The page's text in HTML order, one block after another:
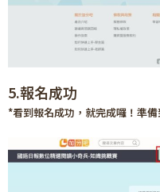
5.報名成功
*看到報名成功，就完成囉！準